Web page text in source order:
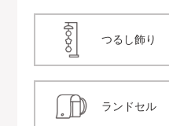
つるし飾り
ランドセル